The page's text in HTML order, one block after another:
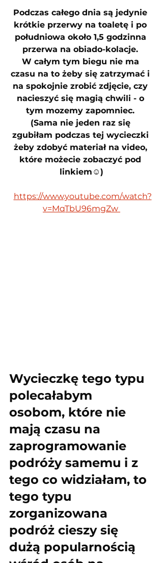
Podczas całego dnia są jedynie
krótkie przerwy na toaletę i po
południowa około 1,5 godzinna
przerwa na obiado-kolacje.
W całym tym biegu nie ma
czasu na to żeby się zatrzymać i
na spokojnie zrobić zdjęcie, czy
nacieszyć się magią chwili - o
tym mozemy zapomniec.
(Sama nie jeden raz się
zgubiłam podczas tej wycieczki
żeby zdobyć materiał na video,
które możecie zobaczyć pod
linkiem☺)
https://www.youtube.com/watch?
v=MqTbU96mgZw
Wycieczkę tego typu
polecałabym
osobom, które nie
mają czasu na
zaprogramowanie
podróży samemu i z
tego co widziałam, to
tego typu
zorganizowana
podróż cieszy się
dużą popularnością